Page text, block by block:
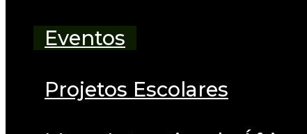
Eventos
Projetos Escolares